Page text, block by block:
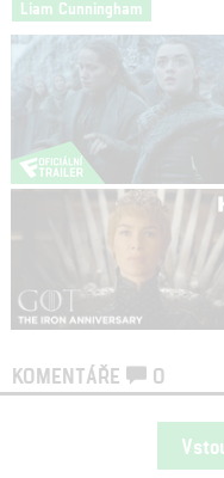
Liam Cunningham
KOMENTÁŘE 0